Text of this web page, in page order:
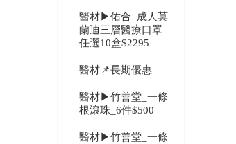
醫材▶佑合_成人莫
蘭迪三層醫療口罩
任選10盒$2295
醫材📌長期優惠
醫材▶竹善堂_一條
根滾珠_6件$500
醫材▶竹善堂_一條